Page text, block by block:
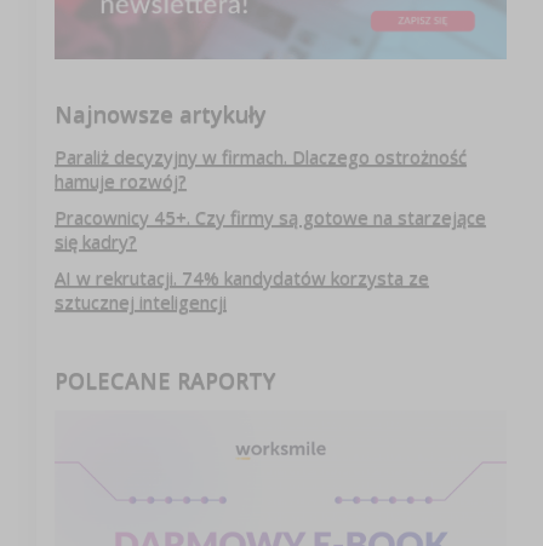
Najnowsze artykuły
Paraliż decyzyjny w firmach. Dlaczego ostrożność
hamuje rozwój?
Pracownicy 45+. Czy firmy są gotowe na starzejące
się kadry?
AI w rekrutacji. 74% kandydatów korzysta ze
sztucznej inteligencji
POLECANE RAPORTY